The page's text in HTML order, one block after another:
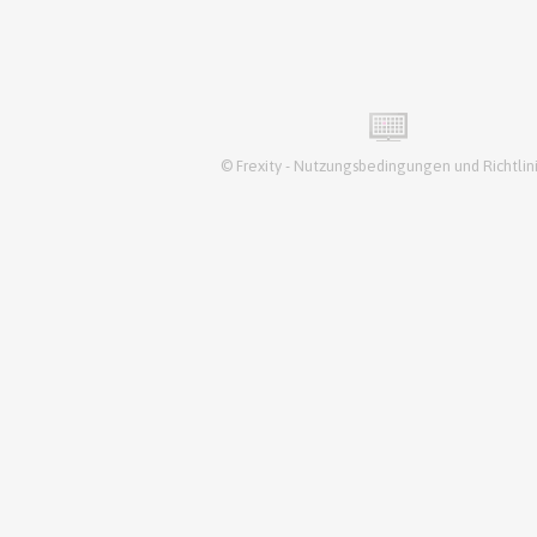
© Frexity - Nutzungsbedingungen und